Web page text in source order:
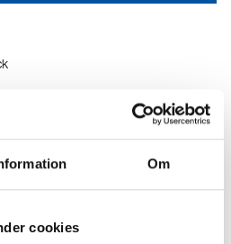
Om
cookies